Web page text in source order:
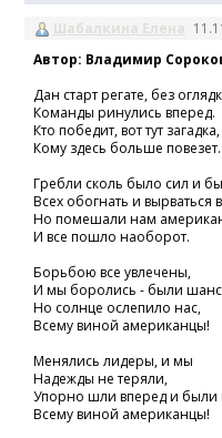
Шабалкина Елена
Автор: Владимир
Дан старт регате, без
Команды ринулись вперед.
Кто победит, вот тут загадка,
Кому здесь больше повезет.
Гребли сколь было сил и
Всех обогнать и вырваться
Но помешали нам
И все пошло наоборот.
Борьбою все увлечены,
И мы боролись - были
Но солнце ослепило нас,
Всему виной американцы!
Менялись лидеры, и мы
Надежды не теряли,
Упорно шли вперед и
Всему виной американцы!